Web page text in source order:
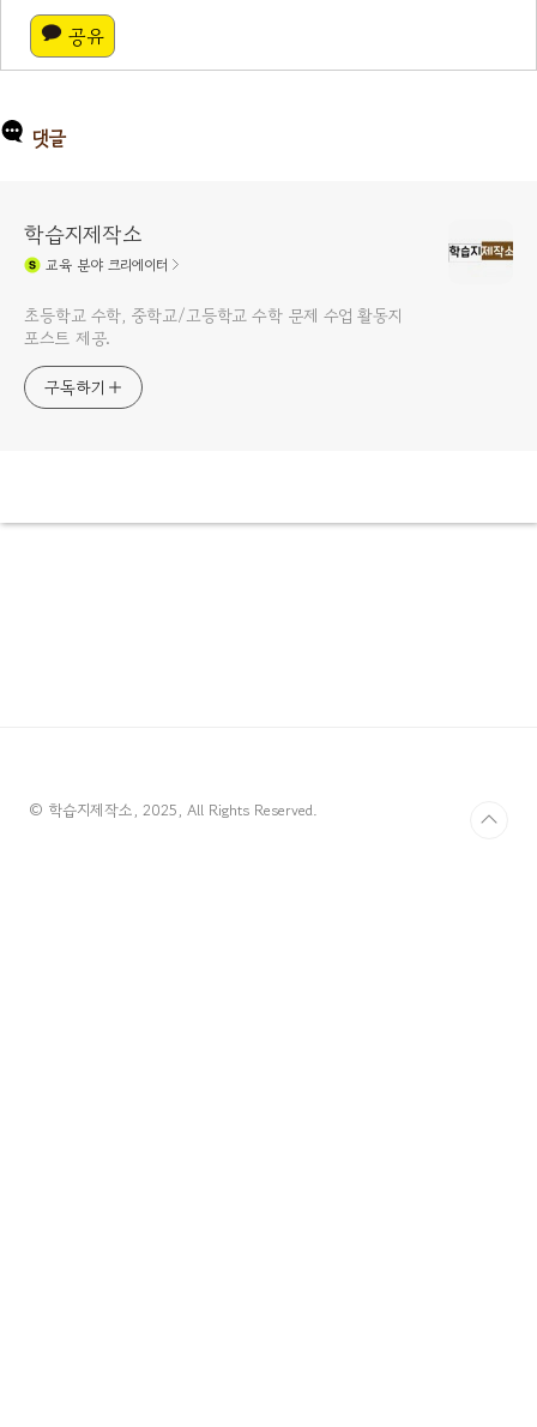
공유
댓글
학습지제작소
교육 분야 크리에이터
초등학교 수학, 중학교/고등학교 수학 문제 수업 활동지
포스트 제공.
구독하기
© 학습지제작소, 2025, All Rights Reserved.